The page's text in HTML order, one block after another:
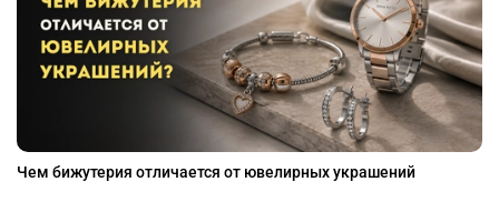
Чем бижутерия отличается от ювелирных украшений